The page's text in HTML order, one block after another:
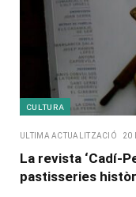
CULTURA
ULTIMA ACTUALITZACIÓ 20
La revista ‘Cadí-
pastisseries